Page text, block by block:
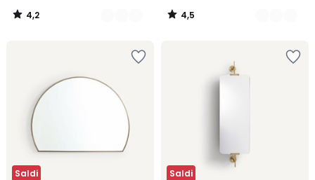
4,2
/
4,5
/
Saldi Saldi